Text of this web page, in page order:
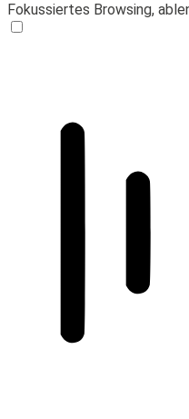
Fokussiertes Browsing,